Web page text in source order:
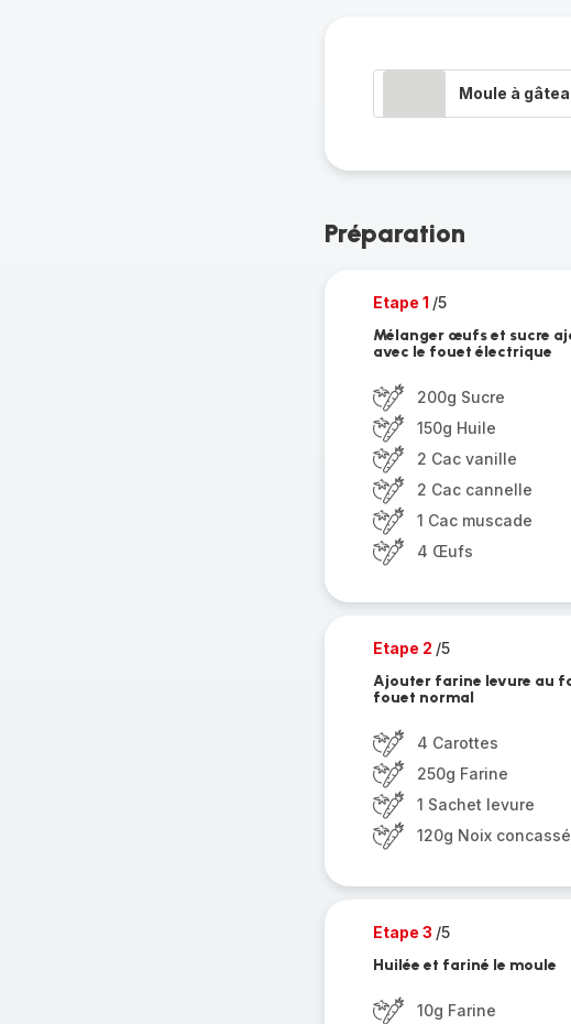
Moule à
Préparation
Etape 1 /5
Mélanger œufs et sucre
avec le fouet électrique
200g Sucre
150g Huile
2 Cac vanille
2 Cac cannelle
1 Cac muscade
4 Œufs
Etape 2 /5
Ajouter farine levure au
fouet normal
4 Carottes
250g Farine
1 Sachet levure
120g Noix
Etape 3 /5
Huilée et fariné le moule
10g Farine